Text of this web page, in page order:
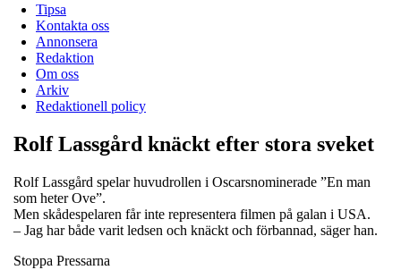
Tipsa
Kontakta oss
Annonsera
Redaktion
Om oss
Arkiv
Redaktionell policy
Rolf Lassgård knäckt efter stora sveket
Rolf Lassgård spelar huvudrollen i Oscarsnominerade ”En man
som heter Ove”.
Men skådespelaren får inte representera filmen på galan i USA.
– Jag har både varit ledsen och knäckt och förbannad, säger han.
Stoppa Pressarna